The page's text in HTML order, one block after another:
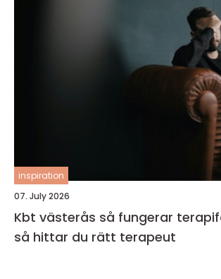
inspiration
07. July 2026
Kbt västerås så fungerar terapiformen och
så hittar du rätt terapeut